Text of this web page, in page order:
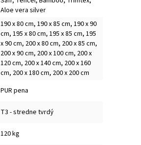
Aloe vera silver
190 x 80 cm, 190 x 85 cm, 190 x 90
cm, 195 x 80 cm, 195 x 85 cm, 195
x 90 cm, 200 x 80 cm, 200 x 85 cm,
200 x 90 cm, 200 x 100 cm, 200 x
120 cm, 200 x 140 cm, 200 x 160
cm, 200 x 180 cm, 200 x 200 cm
PUR pena
T3 - stredne tvrdý
120 kg